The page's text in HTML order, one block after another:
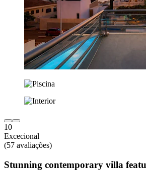
10
Excecional
(57 avaliações)
Stunning contemporary villa